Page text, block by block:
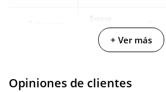
Extase
Sensuel
30 ml 200 ml
+ Ver más
Opiniones de clientes